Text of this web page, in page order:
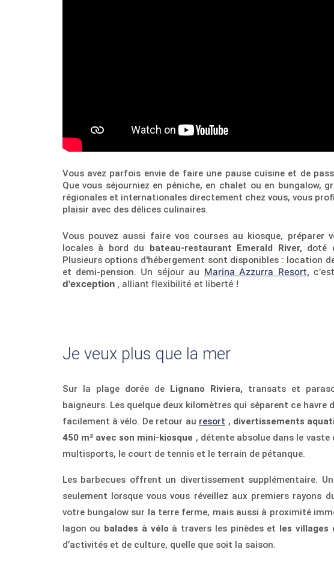
Vous avez parfois envie de faire une pause cuisine et de
Que vous séjourniez en péniche, en chalet ou en bungalow,
régionales et internationales directement chez vous, vous
plaisir avec des délices culinaires.
Vous pouvez aussi faire vos courses au kiosque, préparer
locales à bord du bateau-restaurant Emerald River, doté
Plusieurs options d'hébergement sont disponibles : location
et demi-pension. Un séjour au Marina Azzurra Resort,
d'exception , alliant flexibilité et liberté !
Je veux plus que la mer
Sur la plage dorée de Lignano Riviera, transats et
baigneurs. Les quelque deux kilomètres qui séparent ce
facilement à vélo. De retour au resort , divertissements
450 m² avec son mini-kiosque , détente absolue dans le
multisports, le court de tennis et le terrain de pétanque.
Les barbecues offrent un divertissement supplémentaire.
seulement lorsque vous vous réveillez aux premiers rayons
votre bungalow sur la terre ferme, mais aussi à proximité
lagon ou balades à vélo à travers les pinèdes et les villages
d’activités et de culture, quelle que soit la saison.